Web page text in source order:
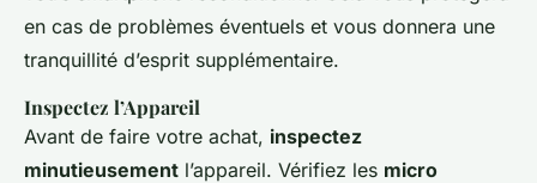
en cas de problèmes éventuels et vous donnera une
tranquillité d’esprit supplémentaire.
Inspectez l’Appareil
Avant de faire votre achat, inspectez
minutieusement l’appareil. Vérifiez les micro